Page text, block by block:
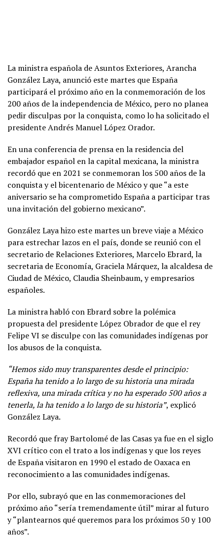
La ministra española de Asuntos Exteriores, Arancha
González Laya, anunció este martes que España
participará el próximo año en la conmemoración de los
200 años de la independencia de México, pero no planea
pedir disculpas por la conquista, como lo ha solicitado el
presidente Andrés Manuel López Orador.
En una conferencia de prensa en la residencia del
embajador español en la capital mexicana, la ministra
recordó que en 2021 se conmemoran los 500 años de la
conquista y el bicentenario de México y que “a este
aniversario se ha comprometido España a participar tras
una invitación del gobierno mexicano”.
González Laya hizo este martes un breve viaje a México
para estrechar lazos en el país, donde se reunió con el
secretario de Relaciones Exteriores, Marcelo Ebrard, la
secretaria de Economía, Graciela Márquez, la alcaldesa de
Ciudad de México, Claudia Sheinbaum, y empresarios
españoles.
La ministra habló con Ebrard sobre la polémica
propuesta del presidente López Obrador de que el rey
Felipe VI se disculpe con las comunidades indígenas por
los abusos de la conquista.
“Hemos sido muy transparentes desde el principio:
España ha tenido a lo largo de su historia una mirada
reflexiva, una mirada crítica y no ha esperado 500 años a
tenerla, la ha tenido a lo largo de su historia”, explicó
González Laya.
Recordó que fray Bartolomé de las Casas ya fue en el siglo
XVI crítico con el trato a los indígenas y que los reyes
de España visitaron en 1990 el estado de Oaxaca en
reconocimiento a las comunidades indígenas.
Por ello, subrayó que en las conmemoraciones del
próximo año “sería tremendamente útil” mirar al futuro
y “plantearnos qué queremos para los próximos 50 y 100
años”.